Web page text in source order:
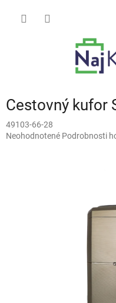
Cestovný kufor
49103-66-28
Priemerné
Neohodnotené Podrobnosti